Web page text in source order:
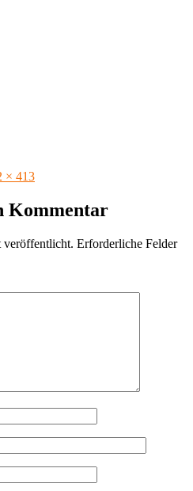
× 413
Kommentar
Erforderliche Felder